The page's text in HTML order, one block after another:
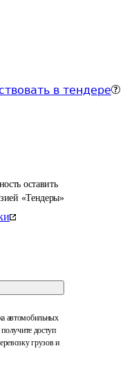
в тендере
оставить
«Тендеры»
автомобильных
получите доступ
грузов и